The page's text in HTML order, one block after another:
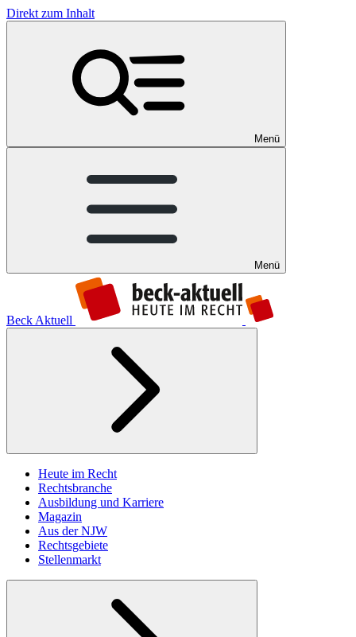
Direkt zum Inhalt
Menü
Menü
Beck Aktuell
Heute im Recht
Rechtsbranche
Ausbildung und Karriere
Magazin
Aus der NJW
Rechtsgebiete
Stellenmarkt